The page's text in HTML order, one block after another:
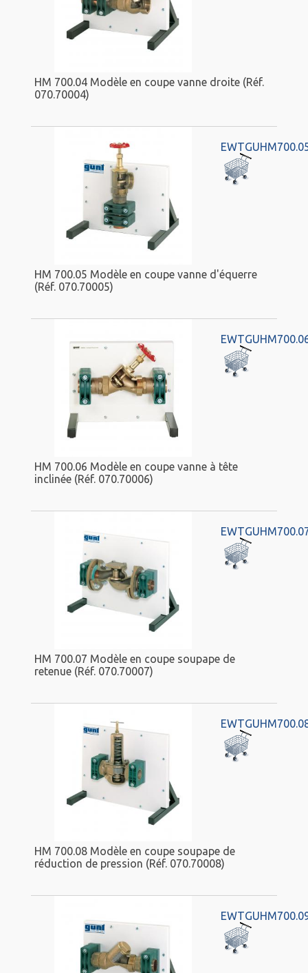
HM 700.04 Modèle en coupe vanne droite (Réf.
070.70004)
HM 700.05 Modèle en coupe vanne d'équerre
(Réf. 070.70005)
HM 700.06 Modèle en coupe vanne à tête
inclinée (Réf. 070.70006)
HM 700.07 Modèle en coupe soupape de
retenue (Réf. 070.70007)
HM 700.08 Modèle en coupe soupape de
réduction de pression (Réf. 070.70008)